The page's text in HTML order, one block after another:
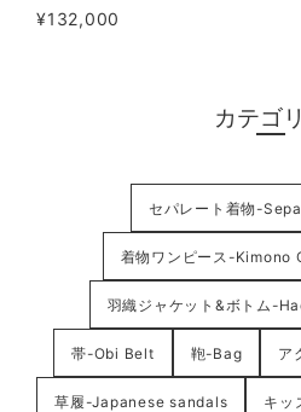
¥132,000
カテゴ
セパレート着物-
着物ワンピース-Kimono
羽織ジャケット&ボトム-
帯-Obi Belt 鞄-Bag ア
草履-Japanese sandals キッ